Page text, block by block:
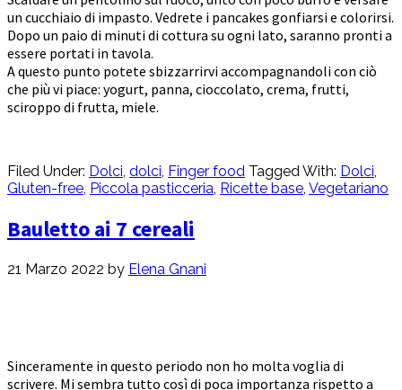
un cucchiaio di impasto. Vedrete i pancakes gonfiarsi e colorirsi.
Dopo un paio di minuti di cottura su ogni lato, saranno pronti a
essere portati in tavola.
A questo punto potete sbizzarrirvi accompagnandoli con ciò
che più vi piace: yogurt, panna, cioccolato, crema, frutti,
sciroppo di frutta, miele.
Filed Under: Dolci, dolci, Finger food Tagged With: Dolci,
Gluten-free, Piccola pasticceria, Ricette base, Vegetariano
Bauletto ai 7 cereali
21 Marzo 2022 by Elena Gnani
Sinceramente in questo periodo non ho molta voglia di
scrivere. Mi sembra tutto così di poca importanza rispetto a